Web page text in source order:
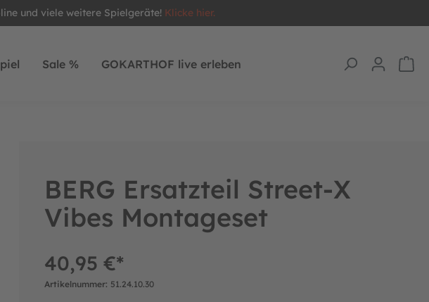
und viele weitere Spielgeräte! Klicke hier.
Sale % GOKARTHOF live erleben
BERG Ersatzteil Street-X
Vibes Montageset
40,95 €*
Artikelnummer: 51.24.10.30